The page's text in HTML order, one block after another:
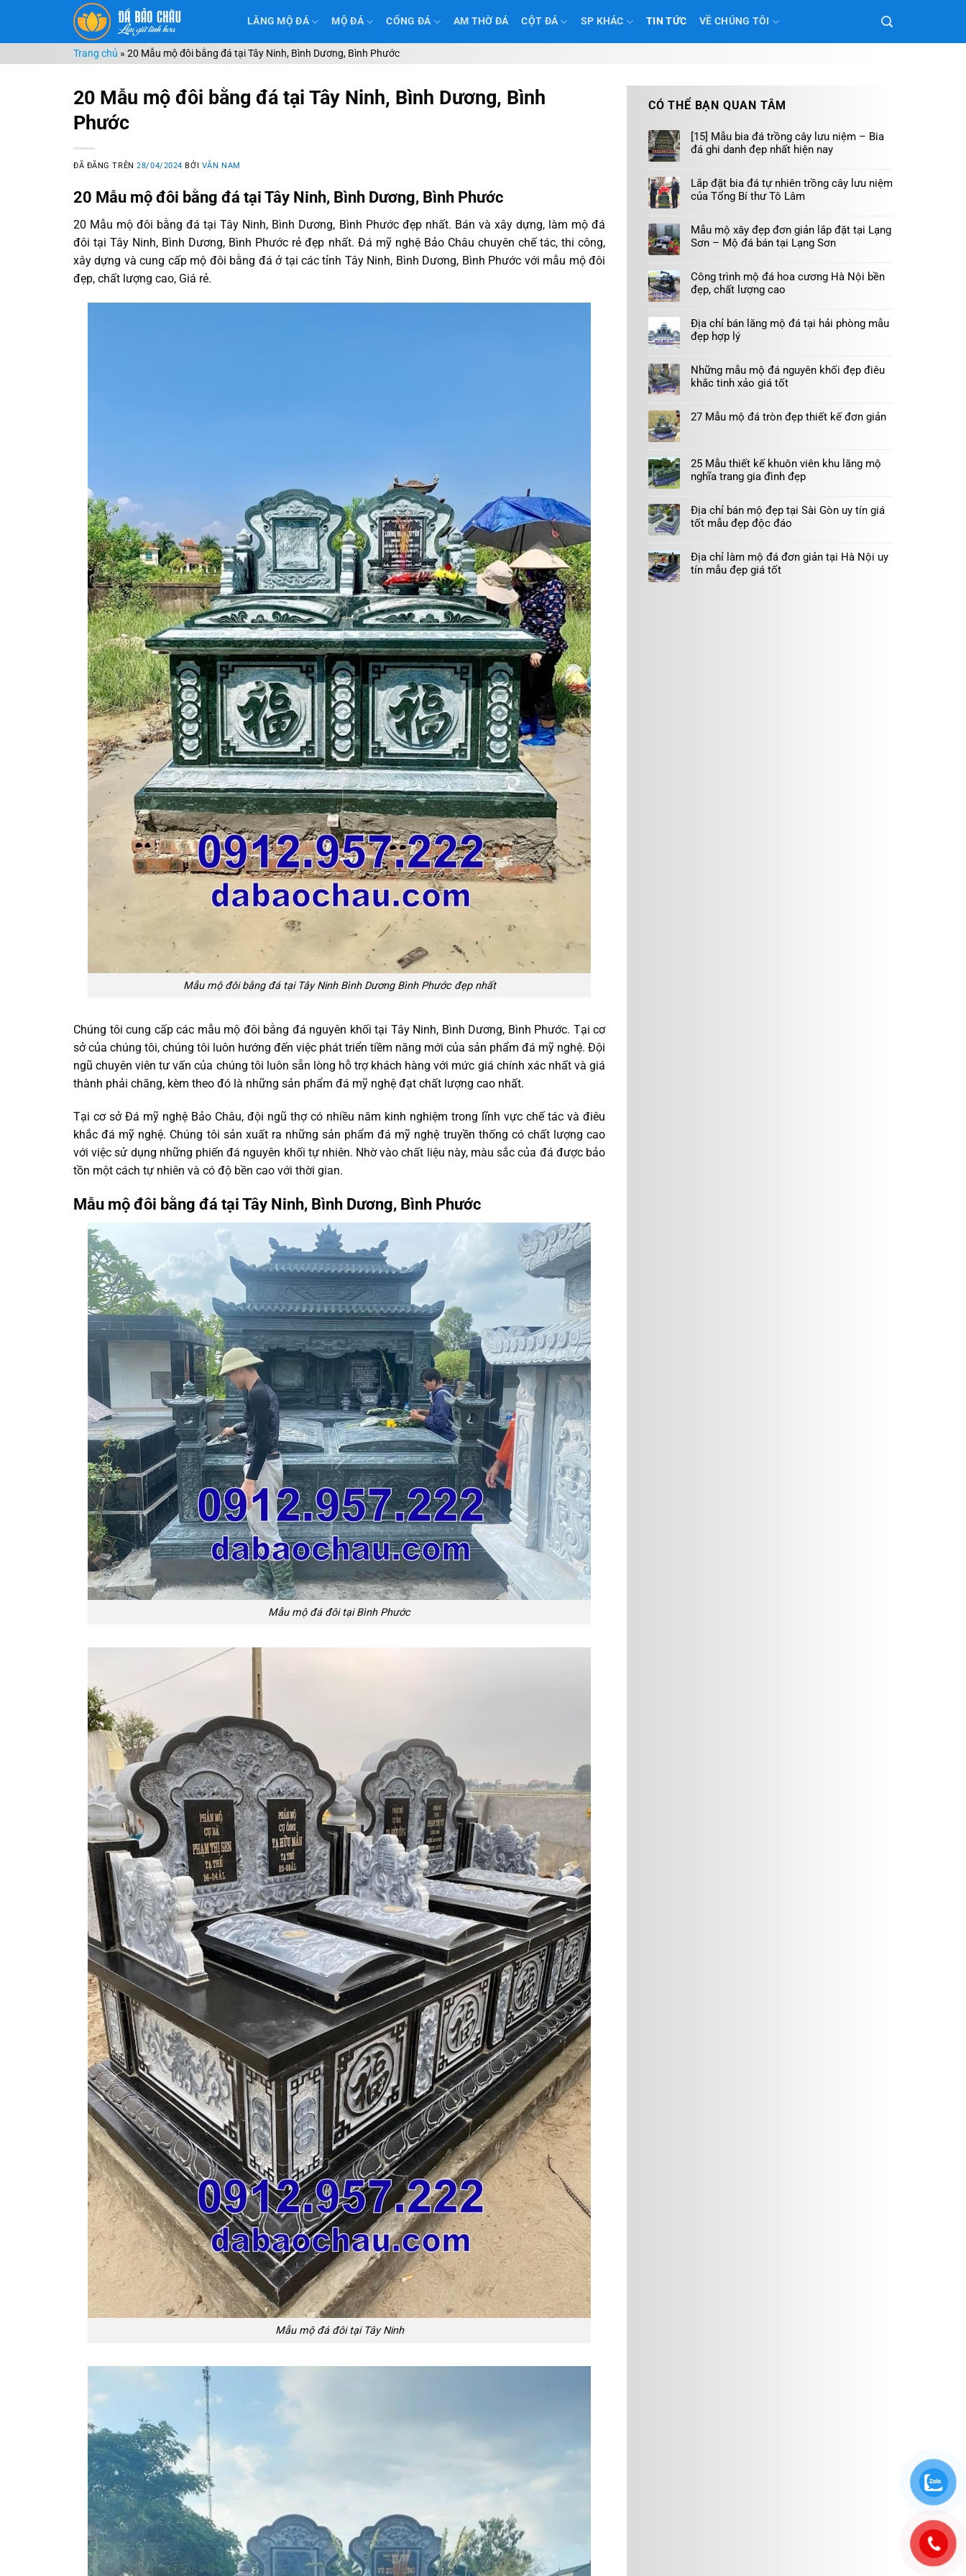
nội
dung
LĂNG MỘ ĐÁ MỘ ĐÁ CỔNG ĐÁ AM THỜ ĐÁ CỘT ĐÁ SP KHÁC TIN TỨC VỀ CHÚNG TÔI
Trang chủ » 20 Mẫu mộ đôi bằng đá tại Tây Ninh, Bình Dương, Bình Phước
20 Mẫu mộ đôi bằng đá tại Tây Ninh, Bình Dương, Bình
Phước
ĐÃ ĐĂNG TRÊN28/04/2024 BỞI VĂN NAM
20 Mẫu mộ đôi bằng đá tại Tây Ninh, Bình Dương, Bình Phước
20 Mẫu mộ đôi bằng đá tại Tây Ninh, Bình Dương, Bình Phước đẹp nhất. Bán và xây dựng, làm mộ đá
đôi tại Tây Ninh, Bình Dương, Bình Phước rẻ đẹp nhất. Đá mỹ nghệ Bảo Châu chuyên chế tác, thi công,
xây dựng và cung cấp mộ đôi bằng đá ở tại các tỉnh Tây Ninh, Bình Dương, Bình Phước với mẫu mộ đôi
đẹp, chất lượng cao, Giá rẻ.
Mẫu mộ đôi bằng đá tại Tây Ninh Bình Dương Bình Phước đẹp nhất
Chúng tôi cung cấp các mẫu mộ đôi bằng đá nguyên khối tại Tây Ninh, Bình Dương, Bình Phước. Tại cơ
sở của chúng tôi, chúng tôi luôn hướng đến việc phát triển tiềm năng mới của sản phẩm đá mỹ nghệ. Đội
ngũ chuyên viên tư vấn của chúng tôi luôn sẵn lòng hỗ trợ khách hàng với mức giá chính xác nhất và giá
thành phải chăng, kèm theo đó là những sản phẩm đá mỹ nghệ đạt chất lượng cao nhất.
Tại cơ sở Đá mỹ nghệ Bảo Châu, đội ngũ thợ có nhiều năm kinh nghiệm trong lĩnh vực chế tác và điêu
khắc đá mỹ nghệ. Chúng tôi sản xuất ra những sản phẩm đá mỹ nghệ truyền thống có chất lượng cao
với việc sử dụng những phiến đá nguyên khối tự nhiên. Nhờ vào chất liệu này, màu sắc của đá được bảo
tồn một cách tự nhiên và có độ bền cao với thời gian.
Mẫu mộ đôi bằng đá tại Tây Ninh, Bình Dương, Bình Phước
Mẫu mộ đá đôi tại Bình Phước
Mẫu mộ đá đôi tại Tây Ninh
CÓ THỂ BẠN QUAN TÂM
[15] Mẫu bia đá trồng cây lưu niệm – Bia
đá ghi danh đẹp nhất hiện nay
Lắp đặt bia đá tự nhiên trồng cây lưu niệm
của Tổng Bí thư Tô Lâm
Mẫu mộ xây đẹp đơn giản lắp đặt tại Lạng
Sơn – Mộ đá bán tại Lạng Sơn
Công trình mộ đá hoa cương Hà Nội bền
đẹp, chất lượng cao
Địa chỉ bán lăng mộ đá tại hải phòng mẫu
đẹp hợp lý
Những mẫu mộ đá nguyên khối đẹp điêu
khắc tinh xảo giá tốt
27 Mẫu mộ đá tròn đẹp thiết kế đơn giản
25 Mẫu thiết kế khuôn viên khu lăng mộ
nghĩa trang gia đình đẹp
Địa chỉ bán mộ đẹp tại Sài Gòn uy tín giá
tốt mẫu đẹp độc đáo
Địa chỉ làm mộ đá đơn giản tại Hà Nội uy
tín mẫu đẹp giá tốt